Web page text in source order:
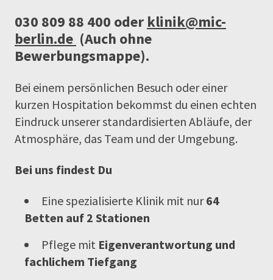
030 809 88 400 oder klinik@mic-
berlin.de (Auch ohne
Bewerbungsmappe).
Bei einem persönlichen Besuch oder einer
kurzen Hospitation bekommst du einen echten
Eindruck unserer standardisierten Abläufe, der
Atmosphäre, das Team und der Umgebung.
Bei uns findest Du
Eine spezialisierte Klinik mit nur64
Betten auf 2 Stationen
Pflege mit Eigenverantwortung und
fachlichem Tiefgang